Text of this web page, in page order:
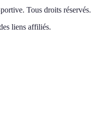
. Tous droits réservés.
liens affiliés.